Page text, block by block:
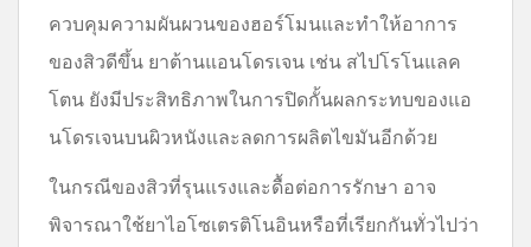
ควบคุมความผันผวนของฮอร์โมนและทำให้อาการ
ของสิวดีขึ้น ยาต้านแอนโดรเจน เช่น สไปโรโนแลค
โตน ยังมีประสิทธิภาพในการปิดกั้นผลกระทบของแอ
นโดรเจนบนผิวหนังและลดการผลิตไขมันอีกด้วย
ในกรณีของสิวที่รุนแรงและดื้อต่อการรักษา อาจ
พิจารณาใช้ยาไอโซเตรติโนอินหรือที่เรียกกันทั่วไปว่า